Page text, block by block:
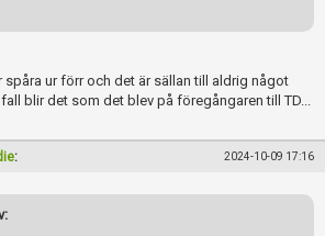
spåra ur förr och det är sällan till aldrig något
blir det som det blev på föregångaren till TD...
: 2024-10-09 17:16